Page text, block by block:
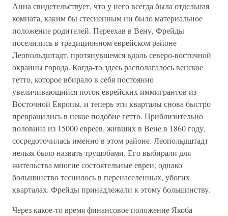
Анна свидетельствует, что у него всегда была отдельная
комната, каким бы стесненным ни было материальное
положение родителей. Переехав в Вену, Фрейды
поселились в традиционном еврейском районе
Леопольдштадт, протянувшемся вдоль северо-восточной
окраины города. Когда-то здесь располагалось венское
гетто, которое вбирало в себя постоянно
увеличивающийся поток еврейских иммигрантов из
Восточной Европы, и теперь эти кварталы снова быстро
превращались в некое подобие гетто. Приблизительно
половина из 15000 евреев, живших в Вене в 1860 году,
сосредоточилась именно в этом районе. Леопольдштадт
нельзя было назвать трущобами. Его выбирали для
жительства многие состоятельные евреи, однако
большинство теснилось в перенаселенных, убогих
кварталах. Фрейды принадлежали к этому большинству.
Через какое-то время финансовое положение Якоба